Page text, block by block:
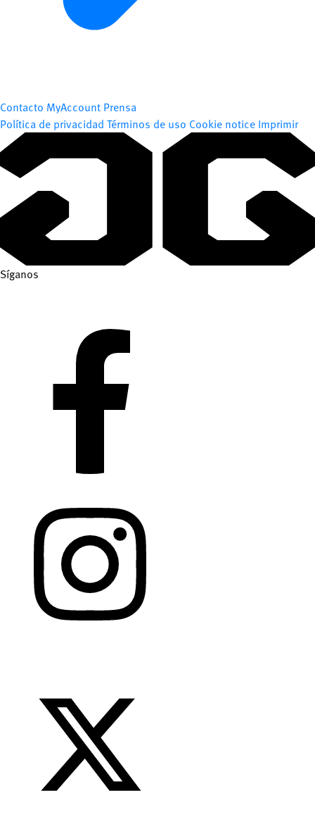
Contacto MyAccount Prensa
Política de privacidad Términos de uso Cookie notice Imprimir
Síganos